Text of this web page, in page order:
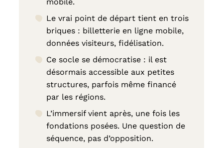
Le vrai point de départ tient en trois
briques : billetterie en ligne mobile,
données visiteurs, fidélisation.
Ce socle se démocratise : il est
désormais accessible aux petites
structures, parfois même financé
par les régions.
L’immersif vient après, une fois les
fondations posées. Une question de
séquence, pas d’opposition.